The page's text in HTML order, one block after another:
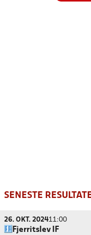
SENESTE
26. OKT. 202411:00
Fjerritslev IF